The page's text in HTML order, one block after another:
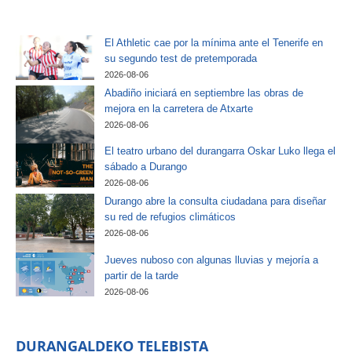
El Athletic cae por la mínima ante el Tenerife en
su segundo test de pretemporada
2026-08-06
Abadiño iniciará en septiembre las obras de
mejora en la carretera de Atxarte
2026-08-06
El teatro urbano del durangarra Oskar Luko llega el
sábado a Durango
2026-08-06
Durango abre la consulta ciudadana para diseñar
su red de refugios climáticos
2026-08-06
Jueves nuboso con algunas lluvias y mejoría a
partir de la tarde
2026-08-06
DURANGALDEKO TELEBISTA